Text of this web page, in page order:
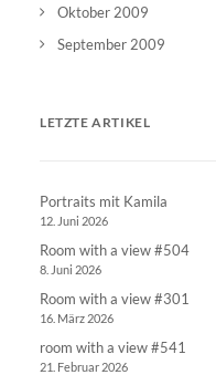
Oktober 2009
September 2009
LETZTE ARTIKEL
Portraits mit Kamila
12. Juni 2026
Room with a view #504
8. Juni 2026
Room with a view #301
16. März 2026
room with a view #541
21. Februar 2026